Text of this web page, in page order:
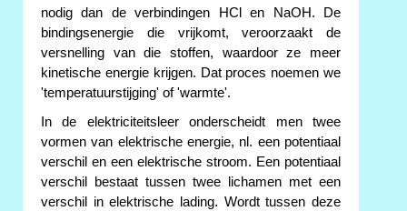
nodig dan de verbindingen HCl en NaOH. De
bindingsenergie die vrijkomt, veroorzaakt de
versnelling van die stoffen, waardoor ze meer
kinetische energie krijgen. Dat proces noemen we
'temperatuurstijging' of 'warmte'.
In de elektriciteitsleer onderscheidt men twee
vormen van elektrische energie, nl. een potentiaal
verschil en een elektrische stroom. Een potentiaal
verschil bestaat tussen twee lichamen met een
verschil in elektrische lading. Wordt tussen deze